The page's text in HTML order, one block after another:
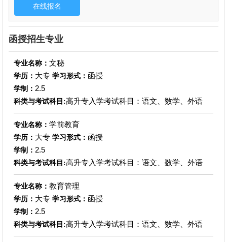
函授招生专业
专业名称： 文秘
学历： 大专 学习形式： 函授
学制： 2.5
科类与考试科目:高升专入学考试科目：语文、数学、外语
专业名称： 学前教育
学历： 大专 学习形式： 函授
学制： 2.5
科类与考试科目:高升专入学考试科目：语文、数学、外语
专业名称： 教育管理
学历： 大专 学习形式： 函授
学制： 2.5
科类与考试科目:高升专入学考试科目：语文、数学、外语